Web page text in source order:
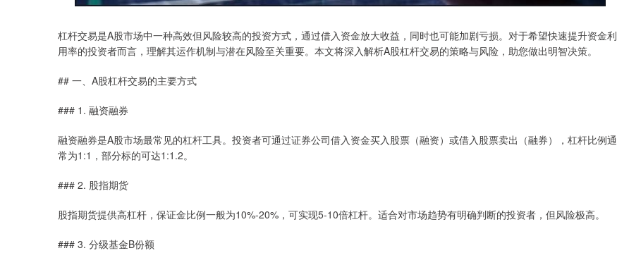
杠杆交易是A股市场中一种高效但风险较高的投资方式，通过借入资金放大收益，同时也可能加剧亏损。对于希望快速提升资金利
用率的投资者而言，理解其运作机制与潜在风险至关重要。本文将深入解析A股杠杆交易的策略与风险，助您做出明智决策。
## 一、A股杠杆交易的主要方式
### 1. 融资融券
融资融券是A股市场最常见的杠杆工具。投资者可通过证券公司借入资金买入股票（融资）或借入股票卖出（融券），杠杆比例通
常为1:1，部分标的可达1:1.2。
### 2. 股指期货
股指期货提供高杠杆，保证金比例一般为10%-20%，可实现5-10倍杠杆。适合对市场趋势有明确判断的投资者，但风险极高。
### 3. 分级基金B份额